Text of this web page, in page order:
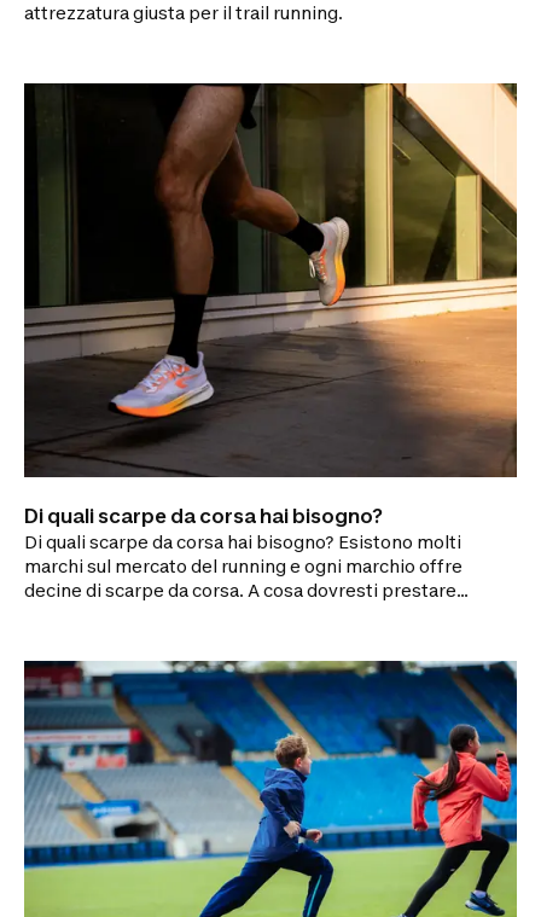
attrezzatura giusta per il trail running.
Di quali scarpe da corsa hai bisogno?
Di quali scarpe da corsa hai bisogno? Esistono molti
marchi sul mercato del running e ogni marchio offre
decine di scarpe da corsa. A cosa dovresti prestare
Scopritelo in questo consiglio sportivo.